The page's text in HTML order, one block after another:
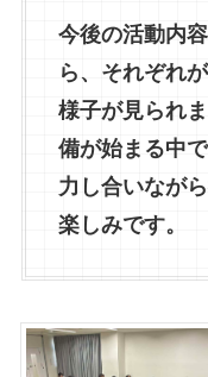
今後の活動内
ら、それぞれ
様子が見られ
備が始まる中
力し合いなが
楽しみです。